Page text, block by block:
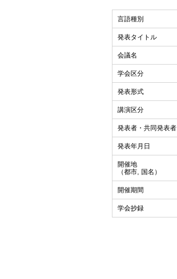
言語種別
発表タイトル
会議名
学会区分
発表形式
講演区分
発表者・共同発表者
発表年月日
開催地
（都市, 国名）
開催期間
学会抄録